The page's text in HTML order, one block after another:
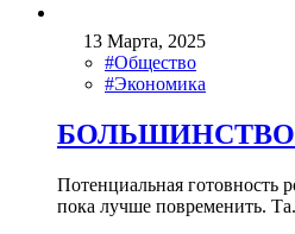
13 Марта, 2025
#Общество
#Экономика
БОЛЬШИНСТВО
Потенциальная готовность
пока лучше повременить.